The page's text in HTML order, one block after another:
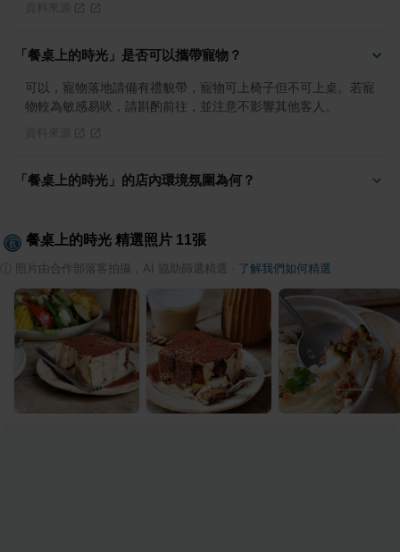
「餐桌上的時光」是否可以攜帶寵物？
可以，寵物落地請備有禮貌帶，寵物可上椅子但不可上桌。若寵
物較為敏感易吠，請斟酌前往，並注意不影響其他客人。
「餐桌上的時光」的店內環境氛圍為何？
餐桌上的時光 精選照片 11張
照片由合作部落客拍攝，AI 協助篩選精選 了解我們如何精選